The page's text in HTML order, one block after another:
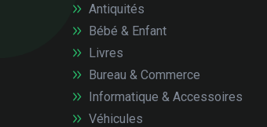
Antiquités
Bébé & Enfant
Livres
Bureau & Commerce
Informatique & Accessoires
Véhicules